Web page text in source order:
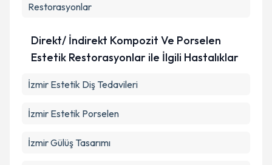
Restorasyonlar
Direkt/ İndirekt Kompozit Ve Porselen
Estetik Restorasyonlar ile İlgili Hastalıklar
İzmir Estetik Diş Tedavileri
İzmir Estetik Porselen
İzmir Gülüş Tasarımı